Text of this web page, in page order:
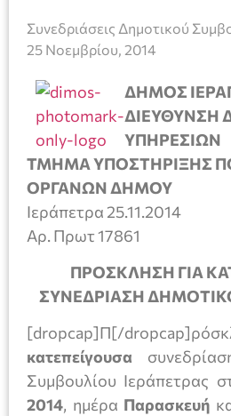
Συνεδριάσεις Δημοτικού
25 Νοεμβρίου, 2014
ΔΗΜΟΣ
ΔΙΕΥΘΥΝΣΗ
ΥΠΗΡΕΣΙΩΝ
ΤΜΗΜΑ ΥΠΟΣΤΗΡΙΞΗΣ
ΟΡΓΑΝΩΝ ΔΗΜΟΥ
Ιεράπετρα 25.11.2014
Αρ. Πρωτ 17861
ΠΡΟΣΚΛΗΣΗ ΓΙΑ
ΣΥΝΕΔΡΙΑΣΗ
[dropcap]Π[/
κατεπείγουσα
Συμβουλίου Ιεράπετρας
2014, ημέρα Παρασκευή